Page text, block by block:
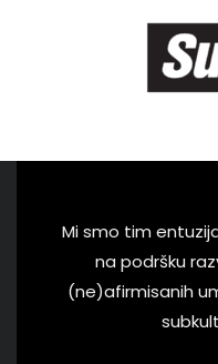
Mi smo tim
na podršku
(ne)afirmisanih